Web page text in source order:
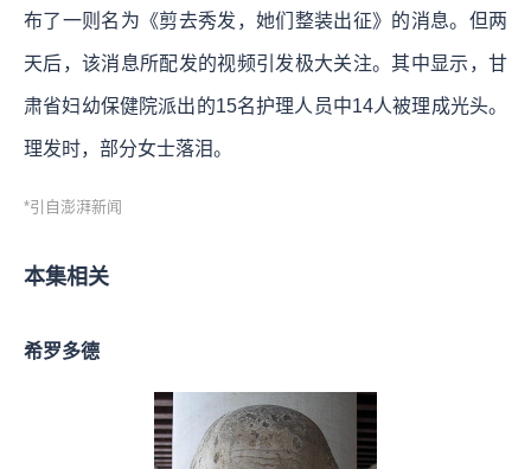
布了一则名为《剪去秀发，她们整装出征》的消息。但两
天后，该消息所配发的视频引发极大关注。其中显示，甘
肃省妇幼保健院派出的15名护理人员中14人被理成光头。
理发时，部分女士落泪。
*引自澎湃新闻
本集相关
希罗多德